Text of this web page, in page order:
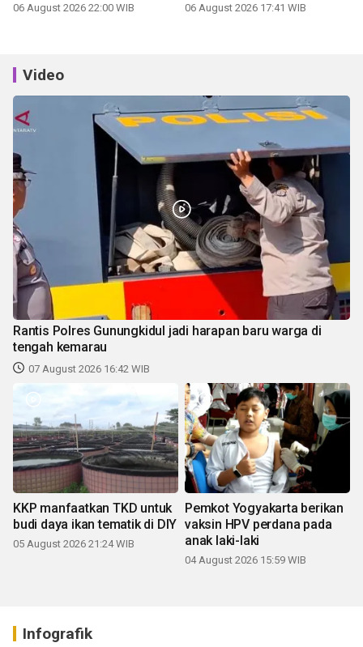
06 August 2026 22:00 WIB 06 August 2026 17:41 WIB
Video
Rantis Polres Gunungkidul jadi harapan baru warga di
tengah kemarau
07 August 2026 16:42 WIB
KKP manfaatkan TKD untuk
budi daya ikan tematik di DIY
05 August 2026 21:24 WIB
Pemkot Yogyakarta berikan
vaksin HPV perdana pada
anak laki-laki
04 August 2026 15:59 WIB
Infografik